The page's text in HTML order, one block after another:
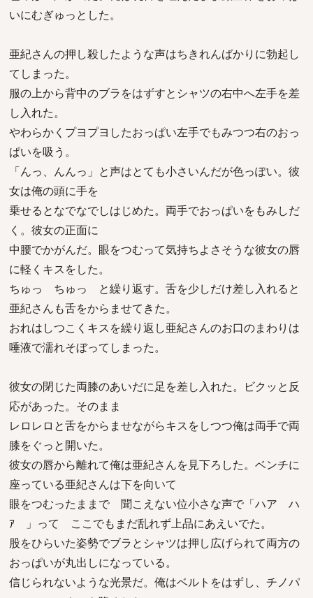
いにむぎゅっとした。
亜紀さんの押し殺したような声はちきれんばかりに勃起し
てしまった。
服の上から背中のブラをはずすとシャツの右中へ左手を差
し入れた。
やわらかくプヨプヨしたおっぱい左手でもみつつ右のおっ
ぱいを吸う。
「んっ、んんっ」と声はとても小さいんだが色っぽい。彼
女は俺の頭に手を
乗せるとなでなでしはじめた。両手でおっぱいをもみしだ
く。彼女の正面に
中腰でかがんだ。眼をつむって気持ちよさそうな彼女の唇
に軽くキスをした。
ちゅっ ちゅっ と繰り返す。舌を少しだけ差し入れると
亜紀さんも舌をからませてきた。
おれはしつこくキスを繰り返し亜紀さんのお口のまわりは
唾液で濡れそぼってしまった。
彼女の閉じた両膝のあいだに足を差し入れた。ビクッと反
応があった。そのまま
レロレロと舌をからませながらキスをしつつ俺は両手で両
膝をぐっと開いた。
彼女の唇から離れて俺は亜紀さんを見下ろした。ベンチに
座っている亜紀さんは下を向いて
眼をつむったままで 聞こえない位小さな声で「ハア ハ
ｱ 」って ここでもまだ乱れず上品にあえいでた。
股をひらいた姿勢でブラとシャツは押し広げられて両方の
おっぱいが丸出しになっている。
信じられないような光景だ。俺はベルトをはずし、チノパ